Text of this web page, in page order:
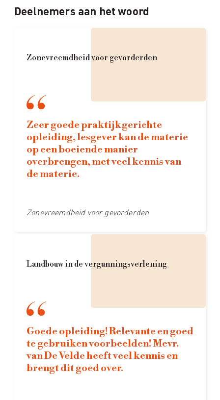
Deelnemers aan het woord
Zonevreemdheid voor gevorderden
Zeer goede praktijkgerichte
opleiding, lesgever kan de materie
op een boeiende manier
overbrengen, met veel kennis van
de materie.
Zonevreemdheid voor gevorderden
Landbouw in de vergunningsverlening
Goede opleiding! Relevante en goed
te gebruiken voorbeelden! Mevr.
van De Velde heeft veel kennis en
brengt dit goed over.